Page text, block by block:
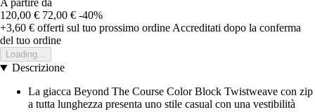
A partire da
120,00 € 72,00 € -40%
+3,60 € offerti sul tuo prossimo ordineAccreditati dopo la conferma
del tuo ordine
Loading...
Descrizione
La giacca Beyond The Course Color Block Twistweave con zip
a tutta lunghezza presenta uno stile casual con una vestibilità